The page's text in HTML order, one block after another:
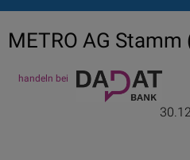
METRO AG Stamm
handeln bei